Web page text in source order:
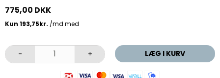
775,00 DKK
- + LÆG I KURV